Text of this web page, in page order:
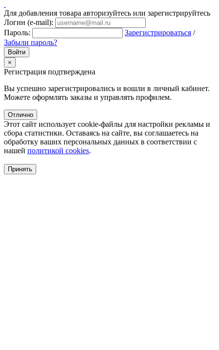
Для добавления товара авторизуйтесь или зарегистрируйтесь
Логин (e-mail):
Пароль:
Зарегистрироваться /
Забыли пароль?
×
Регистрация подтверждена
Вы успешно зарегистрировались и вошли в личный кабинет.
Можете оформлять заказы и управлять профилем.
Отлично
Этот сайт использует cookie-файлы для настройки рекламы и
сбора статистики. Оставаясь на сайте, вы соглашаетесь на
обработку ваших персональных данных в соответствии с
нашей политикой cookies.
Принять